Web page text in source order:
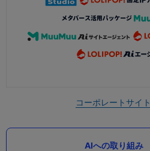
コーポレートサイト
AIへの取り組み